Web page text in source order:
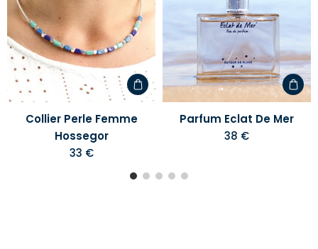
à
votre
liste
d'envies
Collier Perle Femme
Hossegor
33 €
Parfum Eclat De Mer
38 €